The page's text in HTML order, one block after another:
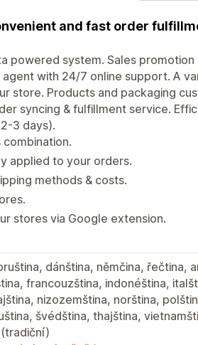
and fast order
powered system. Sales promotion
with 24/7 online support. A
store. Products and packaging
syncing & fulfillment service.
3 days).
applied to your orders.
methods & costs.
stores via Google extension.
dánština, němčina, řečtina,
francouzština, indonéština,
nizozemština, norština,
švédština, thajština,